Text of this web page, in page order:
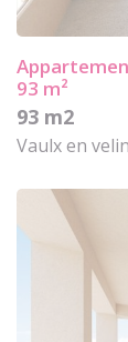
93 m²
93 m2
Vaulx en